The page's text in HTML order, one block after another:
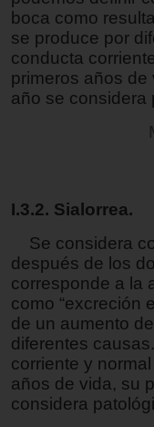
boca como
se produce por
conducta
primeros años
año se considera
I.3.2. Sialorrea.
Se considera
después de los
corresponde a la
como “excreción
de un aumento
diferentes
corriente y
años de vida, su
considera